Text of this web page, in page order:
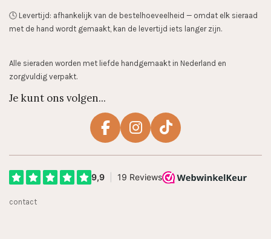
🕓 Levertijd: afhankelijk van de bestelhoeveelheid — omdat elk sieraad
met de hand wordt gemaakt, kan de levertijd iets langer zijn.
Alle sieraden worden met liefde handgemaakt in Nederland en
zorgvuldig verpakt.
Je kunt ons volgen...
F
e
I
t
T
T
contact